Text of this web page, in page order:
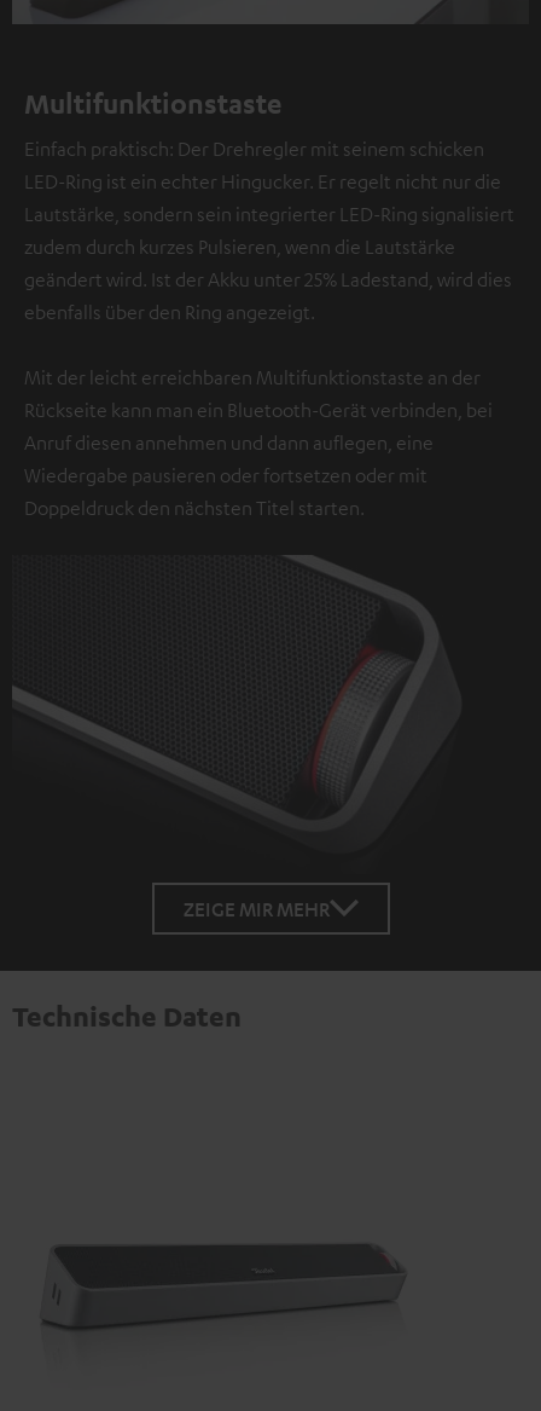
Multifunktionstaste
Einfach praktisch: Der Drehregler mit seinem schicken
LED-Ring ist ein echter Hingucker. Er regelt nicht nur die
Lautstärke, sondern sein integrierter LED-Ring signalisiert
zudem durch kurzes Pulsieren, wenn die Lautstärke
geändert wird. Ist der Akku unter 25% Ladestand, wird dies
ebenfalls über den Ring angezeigt.
Mit der leicht erreichbaren Multifunktionstaste an der
Rückseite kann man ein Bluetooth-Gerät verbinden, bei
Anruf diesen annehmen und dann auflegen, eine
Wiedergabe pausieren oder fortsetzen oder mit
Doppeldruck den nächsten Titel starten.
ZEIGE MIR MEHR
Technische Daten